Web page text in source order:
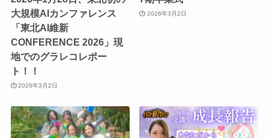
大規模AIカンファレンス
「東北AI維新
CONFERENCE 2026」現
地でのグラレコレポー
ト！！
2026年3月2日
2026年3月2日